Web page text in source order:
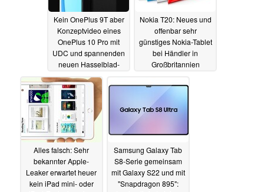
Kein OnePlus 9T aber
Konzeptvideo eines
OnePlus 10 Pro mit
UDC und spannenden
neuen Hasselblad-
Kameras30.07.2021
Nokia T20: Neues und
offenbar sehr
günstiges Nokia-Tablet
bei Händler in
Großbritannien
Alles falsch: Sehr
bekannter Apple-
Leaker erwartet heuer
kein iPad mini- oder
Samsung Galaxy Tab
S8-Serie gemeinsam
mit Galaxy S22 und mit
"Snapdragon 895":